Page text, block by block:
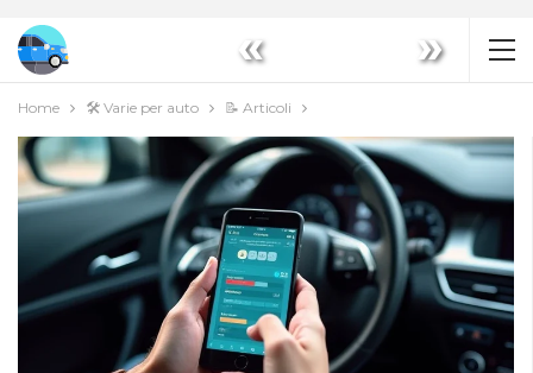
« »
Home 🛠️ Varie per auto 📝 Articoli